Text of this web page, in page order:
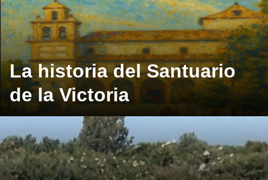
La historia del Santuario
de la Victoria